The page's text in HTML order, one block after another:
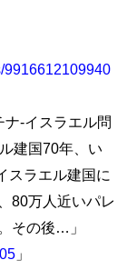
9916612109940
‐イスラエル問
建国70年、い
スラエル建国に
80万人近いパレ
その後…」
」